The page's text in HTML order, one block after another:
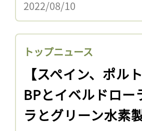
2022/08/10
トップニュース
【スペイン、ポル
BPとイベルドロー
ラとグリーン水素